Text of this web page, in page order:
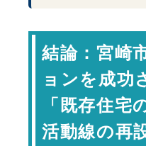
リノベーショ
暮らしに合わ
断熱・気密性
通風と採光の
水回りの配置
結論：宮崎
ョンを成功
「既存住宅
活動線の再